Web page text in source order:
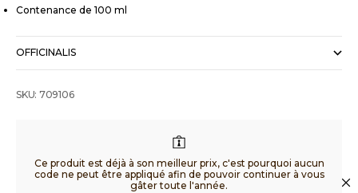
Contenance de 100 ml
OFFICINALIS
SKU: 709106
Ce produit est déjà à son meilleur prix, c'est pourquoi aucun
code ne peut être appliqué afin de pouvoir continuer à vous
gâter toute l'année.